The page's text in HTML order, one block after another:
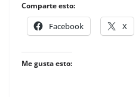
Comparte esto:
Facebook X
Me gusta esto: